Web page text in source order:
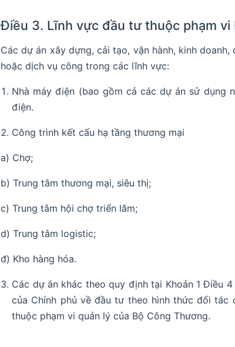
Điều 3. Lĩnh vực đầu tư thuộc phạm vi
Các dự án xây dựng, cải tạo, vận hành, kinh
hoặc dịch vụ công trong các lĩnh vực:
Nhà máy điện (bao gồm cả các dự án sử dụng
điện.
Công trình kết cấu hạ tầng thương mại
a) Chợ;
b) Trung tâm thương mại, siêu thị;
c) Trung tâm hội chợ triển lãm;
d) Trung tâm logistic;
đ) Kho hàng hóa.
Các dự án khác theo quy định tại Khoản 1 Điều
của Chính phủ về đầu tư theo hình thức đối
thuộc phạm vi quản lý của Bộ Công Thương.